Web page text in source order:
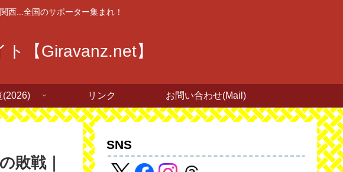
西...全国のサポーター集まれ！
【Giravanz.net】
(2026) リンク お問い合わせ(Mail)
敗戦｜
SNS